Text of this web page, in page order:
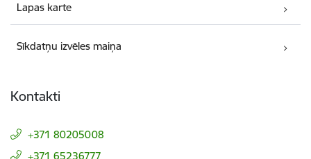
Lapas karte
Sīkdatņu izvēles maiņa
Kontakti
+371 80205008
+371 65236777